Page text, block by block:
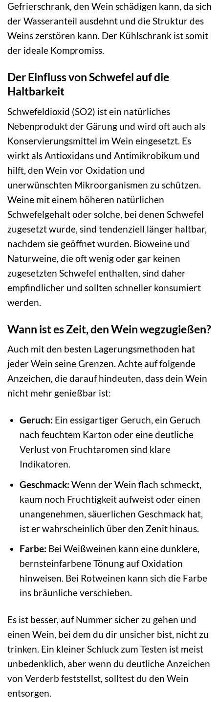
Gefrierschrank, den Wein schädigen kann, da sich
der Wasseranteil ausdehnt und die Struktur des
Weins zerstören kann. Der Kühlschrank ist somit
der ideale Kompromiss.
Der Einfluss von Schwefel auf die
Haltbarkeit
Schwefeldioxid (SO2) ist ein natürliches
Nebenprodukt der Gärung und wird oft auch als
Konservierungsmittel im Wein eingesetzt. Es
wirkt als Antioxidans und Antimikrobikum und
hilft, den Wein vor Oxidation und
unerwünschten Mikroorganismen zu schützen.
Weine mit einem höheren natürlichen
Schwefelgehalt oder solche, bei denen Schwefel
zugesetzt wurde, sind tendenziell länger haltbar,
nachdem sie geöffnet wurden. Bioweine und
Naturweine, die oft wenig oder gar keinen
zugesetzten Schwefel enthalten, sind daher
empfindlicher und sollten schneller konsumiert
werden.
Wann ist es Zeit, den Wein wegzugießen?
Auch mit den besten Lagerungsmethoden hat
jeder Wein seine Grenzen. Achte auf folgende
Anzeichen, die darauf hindeuten, dass dein Wein
nicht mehr genießbar ist:
Geruch: Ein essigartiger Geruch, ein Geruch
nach feuchtem Karton oder eine deutliche
Verlust von Fruchtaromen sind klare
Indikatoren.
Geschmack: Wenn der Wein flach schmeckt,
kaum noch Fruchtigkeit aufweist oder einen
unangenehmen, säuerlichen Geschmack hat,
ist er wahrscheinlich über den Zenit hinaus.
Farbe: Bei Weißweinen kann eine dunklere,
bernsteinfarbene Tönung auf Oxidation
hinweisen. Bei Rotweinen kann sich die Farbe
ins bräunliche verschieben.
Es ist besser, auf Nummer sicher zu gehen und
einen Wein, bei dem du dir unsicher bist, nicht zu
trinken. Ein kleiner Schluck zum Testen ist meist
unbedenklich, aber wenn du deutliche Anzeichen
von Verderb feststellst, solltest du den Wein
entsorgen.